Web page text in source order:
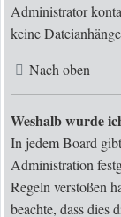
Administrator
keine
Nach oben
Weshalb wurde
In jedem Board
Administration
Regeln verstoßen
beachte, dass dies